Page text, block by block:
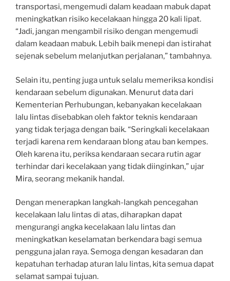
transportasi, mengemudi dalam keadaan mabuk dapat
meningkatkan risiko kecelakaan hingga 20 kali lipat.
“Jadi, jangan mengambil risiko dengan mengemudi
dalam keadaan mabuk. Lebih baik menepi dan istirahat
sejenak sebelum melanjutkan perjalanan,” tambahnya.
Selain itu, penting juga untuk selalu memeriksa kondisi
kendaraan sebelum digunakan. Menurut data dari
Kementerian Perhubungan, kebanyakan kecelakaan
lalu lintas disebabkan oleh faktor teknis kendaraan
yang tidak terjaga dengan baik. “Seringkali kecelakaan
terjadi karena rem kendaraan blong atau ban kempes.
Oleh karena itu, periksa kendaraan secara rutin agar
terhindar dari kecelakaan yang tidak diinginkan,” ujar
Mira, seorang mekanik handal.
Dengan menerapkan langkah-langkah pencegahan
kecelakaan lalu lintas di atas, diharapkan dapat
mengurangi angka kecelakaan lalu lintas dan
meningkatkan keselamatan berkendara bagi semua
pengguna jalan raya. Semoga dengan kesadaran dan
kepatuhan terhadap aturan lalu lintas, kita semua dapat
selamat sampai tujuan.